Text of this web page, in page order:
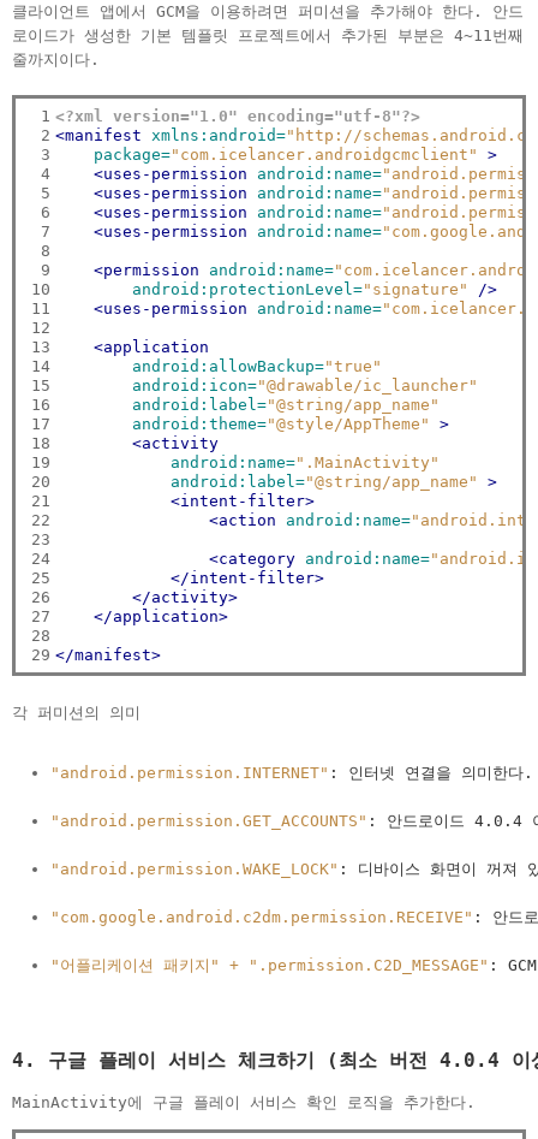
클라이언트 앱에서 GCM을 이용하려면 퍼미션을 추가해야 한다. 안드
로이드가 생성한 기본 템플릿 프로젝트에서 추가된 부분은 4~11번째
줄까지이다.
1
2
3
4
5
6
7
8
9
10
11
12
13
14
15
16
17
18
19
20
21
22
23
24
25
26
27
28
29
<?xml version="1.0" encoding="utf-8"?>
<manifest
xmlns:android="http://
package="com.icelancer.androidgcmclient"
>
<uses-permission
android:name=
<uses-permission
android:name=
<uses-permission
android:name=
<uses-permission
android:name=
<permission android:name=
android:protectionLevel="signature"
/>
<uses-permission
android:name=
<application
android:allowBackup="true"
android:icon="@drawable/ic_launcher"
android:label="@string/app_name"
android:theme="@style/AppTheme"
>
<activity
android:name=".MainActivity"
android:label="@string/app_name"
>
<intent-filter>
<action
android:name=
<category android:name=
</intent-filter>
</activity>
</application>
</manifest>
각 퍼미션의 의미
"android.permission.INTERNET" : 인터넷 연결을 의미한
"android.permission.GET_ACCOUNTS" : 안드로이드 4.0.4
"android.permission.WAKE_LOCK" : 디바이스 화면이 꺼져
"com.google.android.c2dm.permission.RECEIVE" : 안드
"어플리케이션 패키지" + ".permission.C2D_MESSAGE" :
4. 구글 플레이 서비스 체크하기 (최소 버전 4.0.4 이
MainActivity에 구글 플레이 서비스 확인 로직을 추가한다.